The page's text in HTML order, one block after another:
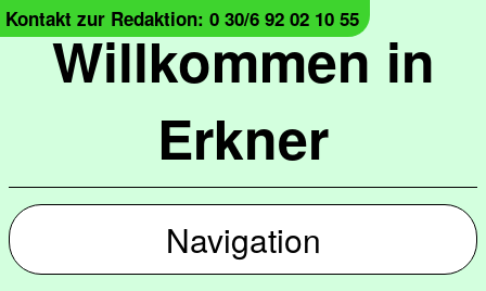
Willkommen in
Erkner
Kontakt zur Redaktion: 0 30/6 92 02 10 55
Navigation